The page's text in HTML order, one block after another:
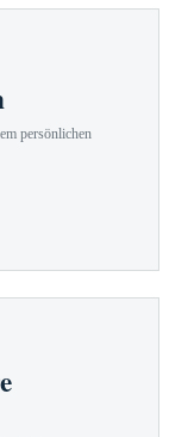
persönlichen